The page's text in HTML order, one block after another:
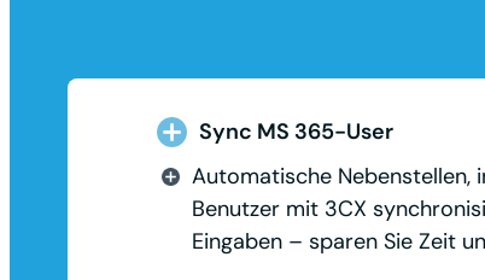
Sync MS 365-User
Automatische Nebenstellen,
Benutzer mit 3CX
Eingaben – sparen Sie Zeit